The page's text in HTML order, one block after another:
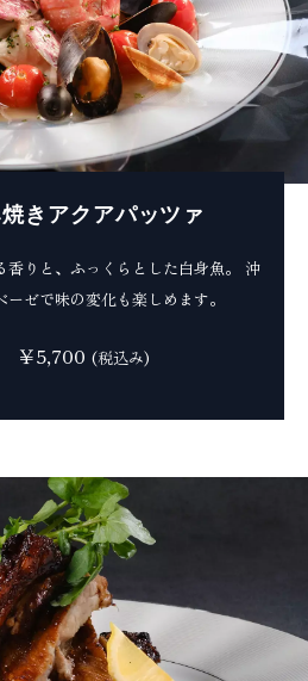
きアクアパッツァ
りと、ふっくらとした白身魚。
沖
ゼで味の変化も楽しめます。
￥5,700 (税込み)